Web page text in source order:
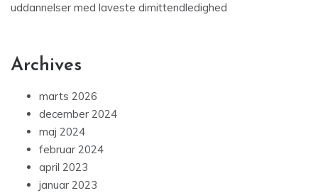
uddannelser med laveste dimittendledighed
Archives
marts 2026
december 2024
maj 2024
februar 2024
april 2023
januar 2023